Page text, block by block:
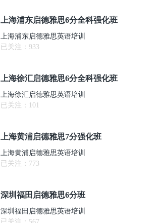
上海浦东启德雅思6分全科强化班
上海浦东启德雅思英语培训
已关注： 933
上海徐汇启德雅思6分全科强化班
上海徐汇启德雅思英语培训
已关注： 101
上海黄浦启德雅思7分强化班
上海黄浦启德雅思英语培训
已关注： 773
深圳福田启德雅思6分班
深圳福田启德雅思英语培训